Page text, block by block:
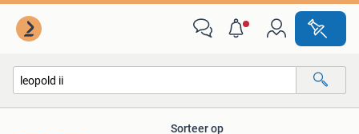
Sorteer op